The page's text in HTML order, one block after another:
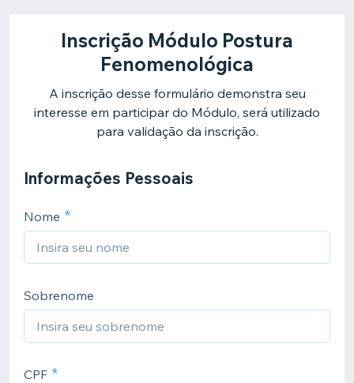
Inscrição Módulo Postura
Fenomenológica
A inscrição desse formulário demonstra seu
interesse em participar do Módulo, será utilizado
para validação da inscrição.
Informações Pessoais
Nome
Sobrenome
CPF